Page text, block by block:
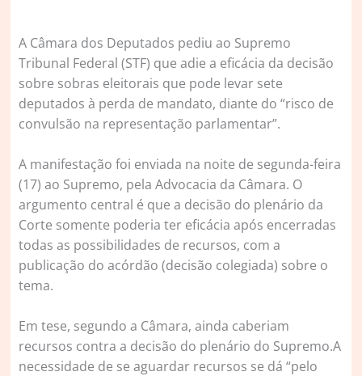
A Câmara dos Deputados pediu ao Supremo
Tribunal Federal (STF) que adie a eficácia da decisão
sobre sobras eleitorais que pode levar sete
deputados à perda de mandato, diante do “risco de
convulsão na representação parlamentar”.
A manifestação foi enviada na noite de segunda-feira
(17) ao Supremo, pela Advocacia da Câmara. O
argumento central é que a decisão do plenário da
Corte somente poderia ter eficácia após encerradas
todas as possibilidades de recursos, com a
publicação do acórdão (decisão colegiada) sobre o
tema.
Em tese, segundo a Câmara, ainda caberiam
recursos contra a decisão do plenário do Supremo.A
necessidade de se aguardar recursos se dá “pelo